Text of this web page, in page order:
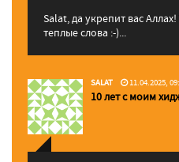
Salat, да укрепит вас
теплые слова :-)...
SALAT 11.04.2025,
10 лет с моим